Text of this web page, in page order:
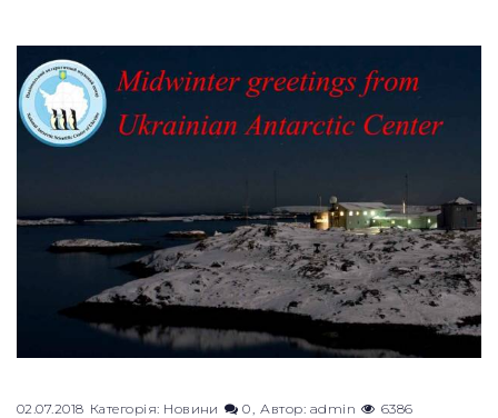
День:
02.07.2018
02.07.2018 Категорія: Новини 0 Автор: admin 6386